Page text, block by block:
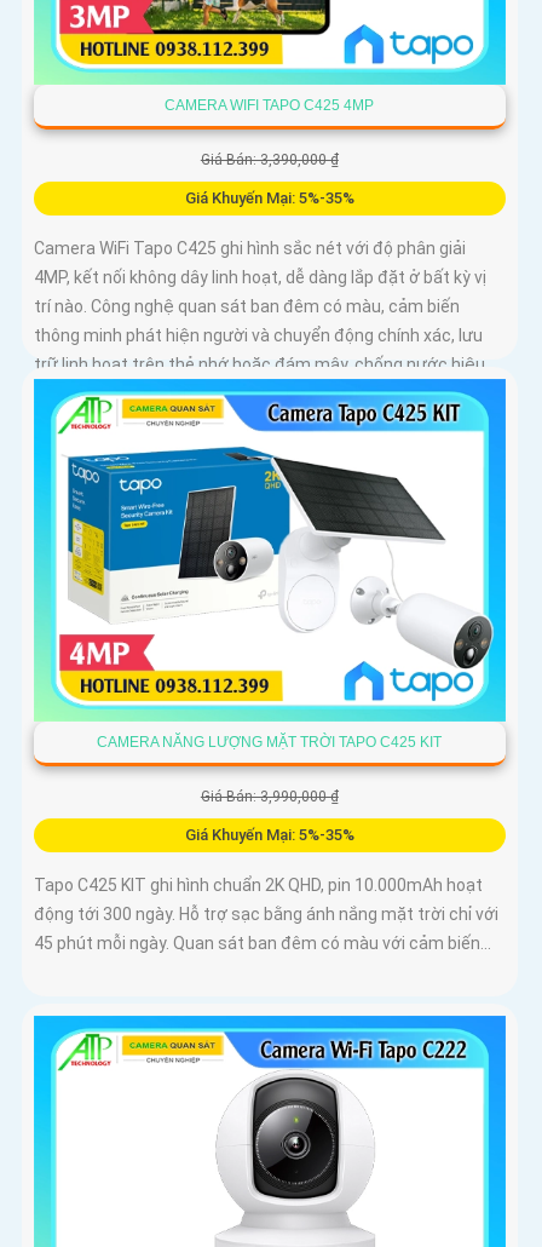
CAMERA WIFI TAPO C425 4MP
Giá Bán: 3,390,000 ₫
Giá Khuyến Mại: 5%-35%
Camera WiFi Tapo C425 ghi hình sắc nét với độ phân giải
4MP, kết nối không dây linh hoạt, dễ dàng lắp đặt ở bất kỳ vị
trí nào. Công nghệ quan sát ban đêm có màu, cảm biến
thông minh phát hiện người và chuyển động chính xác, lưu
trữ linh hoạt trên thẻ nhớ hoặc đám mây, chống nước hiệu
CAMERA NĂNG LƯỢNG MẶT TRỜI TAPO C425 KIT
Giá Bán: 3,990,000 ₫
Giá Khuyến Mại: 5%-35%
Tapo C425 KIT ghi hình chuẩn 2K QHD, pin 10.000mAh hoạt
động tới 300 ngày. Hỗ trợ sạc bằng ánh nắng mặt trời chỉ với
45 phút mỗi ngày. Quan sát ban đêm có màu với cảm biến...